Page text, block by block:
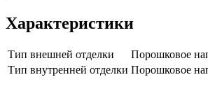
Характеристики
Тип внешней отделки
Порошковое
Тип внутренней отделки Порошковое